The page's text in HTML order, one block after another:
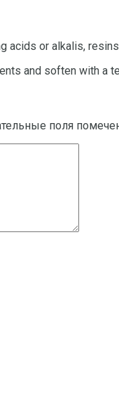
acids or alkalis,
and soften with a
поля